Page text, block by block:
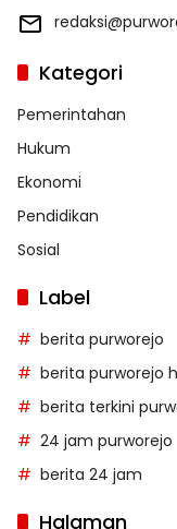
Kategori
Pemerintahan
Hukum
Ekonomi
Pendidikan
Sosial
Label
berita purworejo
berita purworejo
berita terkini
24 jam purworejo
berita 24 jam
Halaman